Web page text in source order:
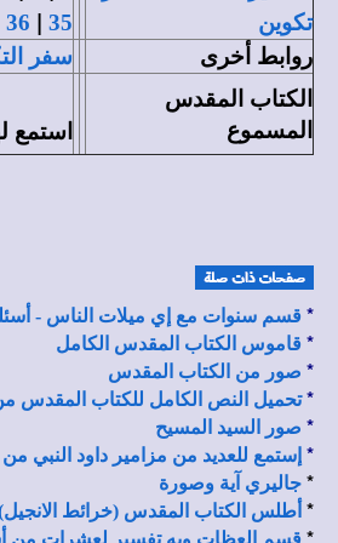
تكوين
35
|
36
روابط أخرى سفر
الكتاب المقدس
المسموع
استمع
* قسم سنوات مع إي ميلات الناس -
* قاموس الكتاب المقدس الكامل
* صور من الكتاب المقدس
*تحميل النص الكامل للكتاب المقدس
* صور السيد المسيح
* إستمع للعديد من مزامير داود النبي من
* جاليري آية وصورة
* أطلس الكتاب المقدس (خرائط